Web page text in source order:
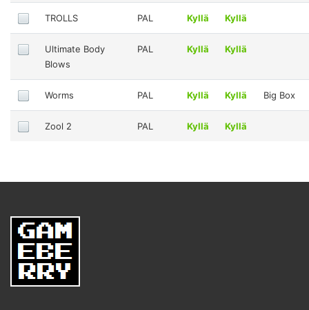
TROLLS PAL Kyllä Kyllä
Ultimate Body
Blows
PAL Kyllä Kyllä
Worms PAL Kyllä Kyllä Big Box
Zool 2 PAL Kyllä Kyllä